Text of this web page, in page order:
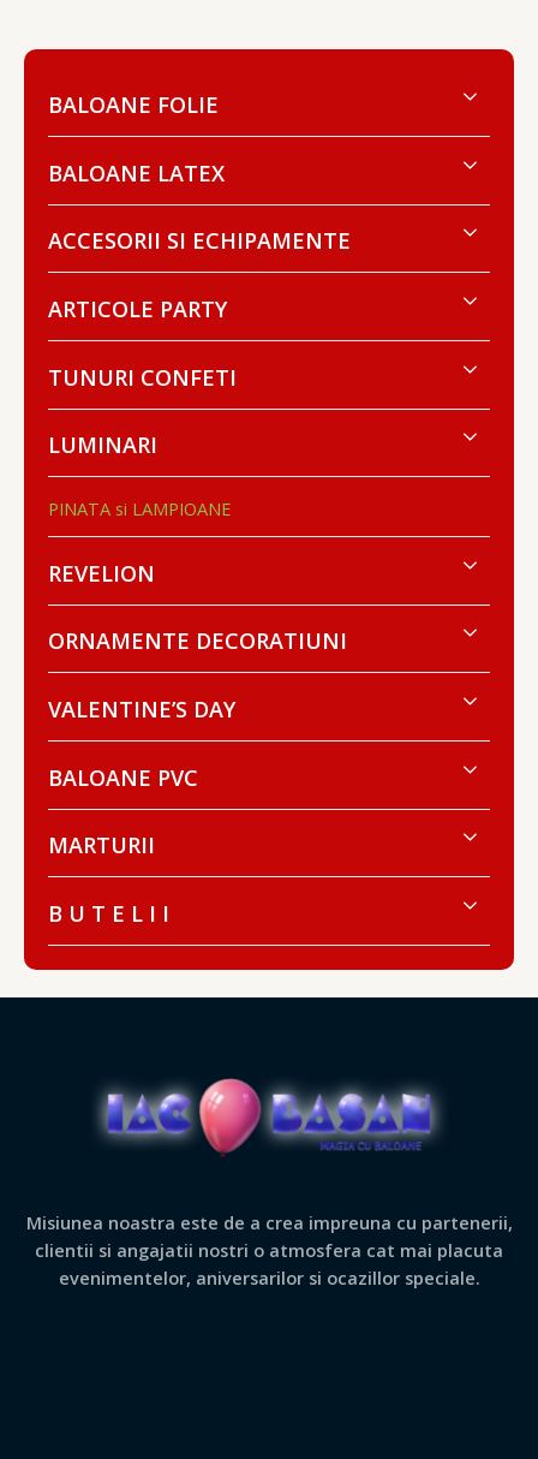
BALOANE FOLIE
BALOANE LATEX
ACCESORII SI ECHIPAMENTE
ARTICOLE PARTY
TUNURI CONFETI
LUMINARI
PINATA si LAMPIOANE
REVELION
ORNAMENTE DECORATIUNI
VALENTINE’S DAY
BALOANE PVC
MARTURII
B U T E L I I
Misiunea noastra este de a crea impreuna cu partenerii,
clientii si angajatii nostri o atmosfera cat mai placuta
evenimentelor, aniversarilor si ocazillor speciale.